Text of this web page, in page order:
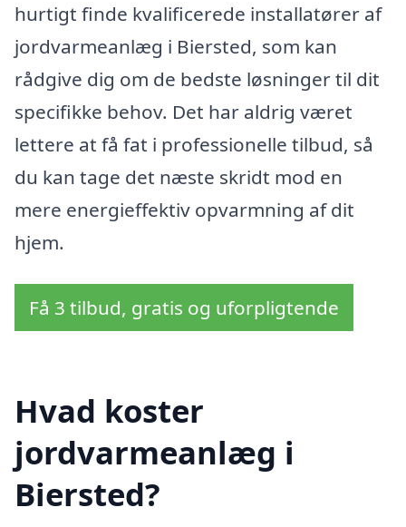
hurtigt finde kvalificerede installatører af
jordvarmeanlæg i Biersted, som kan
rådgive dig om de bedste løsninger til dit
specifikke behov. Det har aldrig været
lettere at få fat i professionelle tilbud, så
du kan tage det næste skridt mod en
mere energieffektiv opvarmning af dit
hjem.
Få 3 tilbud, gratis og uforpligtende
Hvad koster
jordvarmeanlæg i
Biersted?